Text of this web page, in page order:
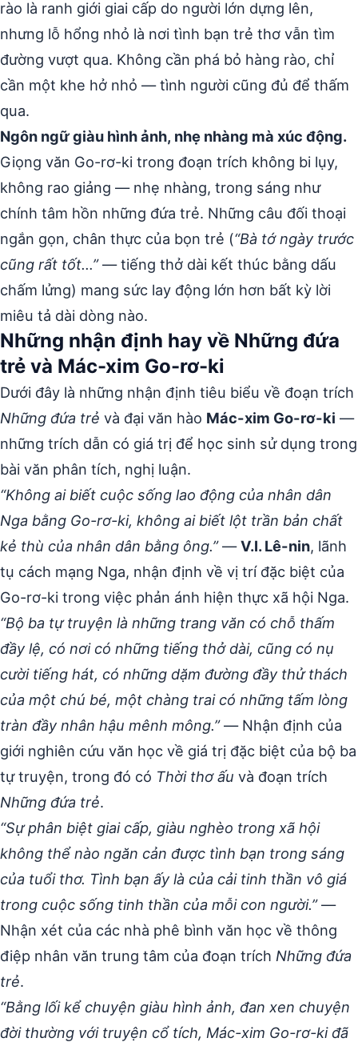
rào là ranh giới giai cấp do người lớn dựng lên,
nhưng lỗ hổng nhỏ là nơi tình bạn trẻ thơ vẫn tìm
đường vượt qua. Không cần phá bỏ hàng rào, chỉ
cần một khe hở nhỏ — tình người cũng đủ để thấm
qua.
Ngôn ngữ giàu hình ảnh, nhẹ nhàng mà xúc động.
Giọng văn Go-rơ-ki trong đoạn trích không bi lụy,
không rao giảng — nhẹ nhàng, trong sáng như
chính tâm hồn những đứa trẻ. Những câu đối thoại
ngắn gọn, chân thực của bọn trẻ (“Bà tớ ngày trước
cũng rất tốt…”— tiếng thở dài kết thúc bằng dấu
chấm lửng) mang sức lay động lớn hơn bất kỳ lời
miêu tả dài dòng nào.
Những nhận định hay về Những đứa
trẻ và Mác-xim Go-rơ-ki
Dưới đây là những nhận định tiêu biểu về đoạn trích
Những đứa trẻ và đại văn hào Mác-xim Go-rơ-ki —
những trích dẫn có giá trị để học sinh sử dụng trong
bài văn phân tích, nghị luận.
“Không ai biết cuộc sống lao động của nhân dân
Nga bằng Go-rơ-ki, không ai biết lột trần bản chất
kẻ thù của nhân dân bằng ông.”—V.I. Lê-nin, lãnh
tụ cách mạng Nga, nhận định về vị trí đặc biệt của
Go-rơ-ki trong việc phản ánh hiện thực xã hội Nga.
“Bộ ba tự truyện là những trang văn có chỗ thấm
đầy lệ, có nơi có những tiếng thở dài, cũng có nụ
cười tiếng hát, có những dặm đường đầy thử thách
của một chú bé, một chàng trai có những tấm lòng
tràn đầy nhân hậu mênh mông.”— Nhận định của
giới nghiên cứu văn học về giá trị đặc biệt của bộ ba
tự truyện, trong đó có Thời thơ ấu và đoạn trích
Những đứa trẻ.
“Sự phân biệt giai cấp, giàu nghèo trong xã hội
không thể nào ngăn cản được tình bạn trong sáng
của tuổi thơ. Tình bạn ấy là của cải tinh thần vô giá
trong cuộc sống tinh thần của mỗi con người.”—
Nhận xét của các nhà phê bình văn học về thông
điệp nhân văn trung tâm của đoạn trích Những đứa
trẻ.
“Bằng lối kể chuyện giàu hình ảnh, đan xen chuyện
đời thường với truyện cổ tích, Mác-xim Go-rơ-ki đã